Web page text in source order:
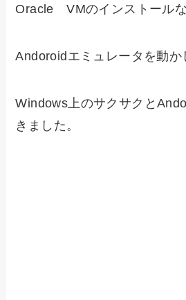
Oracle VMのインストールな
Andoroidエミュレータを動か
Windows上のサクサクと
きました。